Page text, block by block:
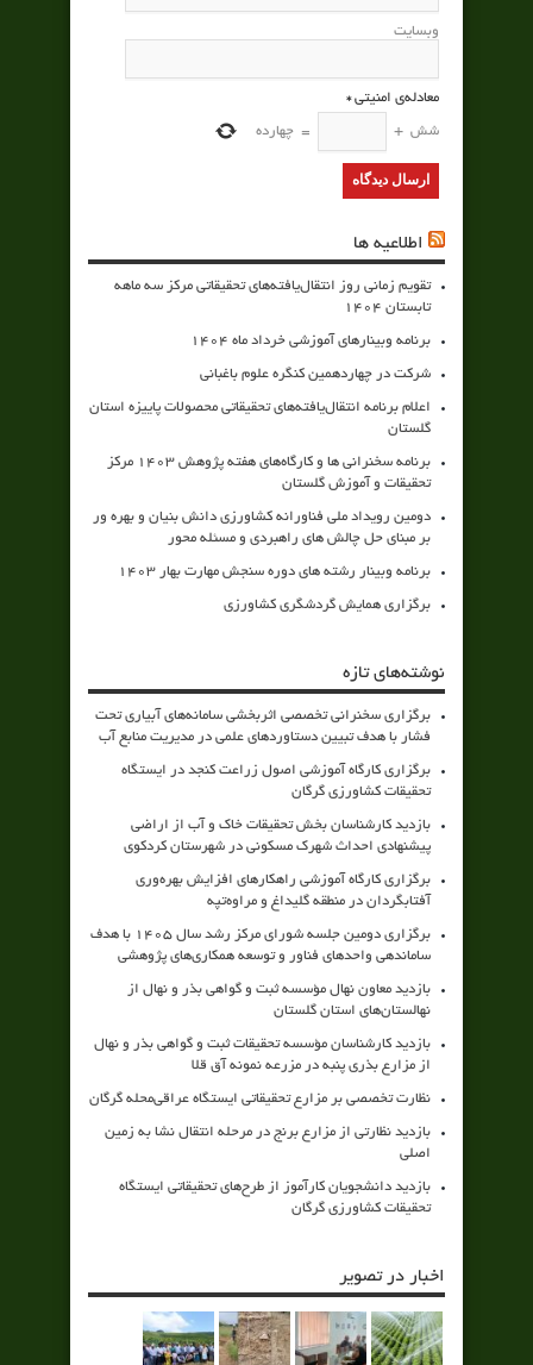
وبسایت
معادله‌ی امنیتی*
شش +
= چهارده
اطلاعیه ها
تقویم زمانی روز انتقال‌یافته‌های تحقیقاتی مرکز سه ماهه
تابستان 1404
برنامه وبینارهای آموزشی خرداد ماه 1404
شرکت در چهاردهمین کنگره علوم باغبانی
اعلام برنامه انتقال‌یافته‌های تحقیقاتی محصولات پاییزه استان
گلستان
برنامه سخنرانی ها و کارگاه‌های هفته پژوهش 1403 مرکز
تحقیقات و آموزش گلستان
دومین رویداد ملی فناورانه کشاورزی دانش بنیان و بهره ور
بر مبنای حل چالش های راهبردی و مسئله محور
برنامه وبینار رشته های دوره سنجش مهارت بهار 1403
برگزاری همایش گردشگری کشاورزی
نوشته‌های تازه
برگزاری سخنرانی تخصصی اثربخشی سامانه‌های آبیاری تحت
فشار با هدف تبیین دستاوردهای علمی در مدیریت منابع آب
برگزاری کارگاه آموزشی اصول زراعت کنجد در ایستگاه
تحقیقات کشاورزی گرگان
بازدید کارشناسان بخش تحقیقات خاک و آب از اراضی
پیشنهادی احداث شهرک مسکونی در شهرستان کردکوی
برگزاری کارگاه آموزشی راهکارهای افزایش بهره‌وری
آفتابگردان در منطقه گلیداغ و مراوه‌تپه
برگزاری دومین جلسه شورای مرکز رشد سال ۱۴۰۵ با هدف
ساماندهی واحدهای فناور و توسعه همکاری‌های پژوهشی
بازدید معاون نهال مؤسسه ثبت و گواهی بذر و نهال از
نهالستان‌های استان گلستان
بازدید کارشناسان مؤسسه تحقیقات ثبت و گواهی بذر و نهال
از مزارع بذری پنبه در مزرعه نمونه آق قلا
نظارت تخصصی بر مزارع تحقیقاتی ایستگاه عراقی‌محله گرگان
بازدید نظارتی از مزارع برنج در مرحله انتقال نشا به زمین
اصلی
بازدید دانشجویان کارآموز از طرح‌های تحقیقاتی ایستگاه
تحقیقات کشاورزی گرگان
اخبار در تصویر